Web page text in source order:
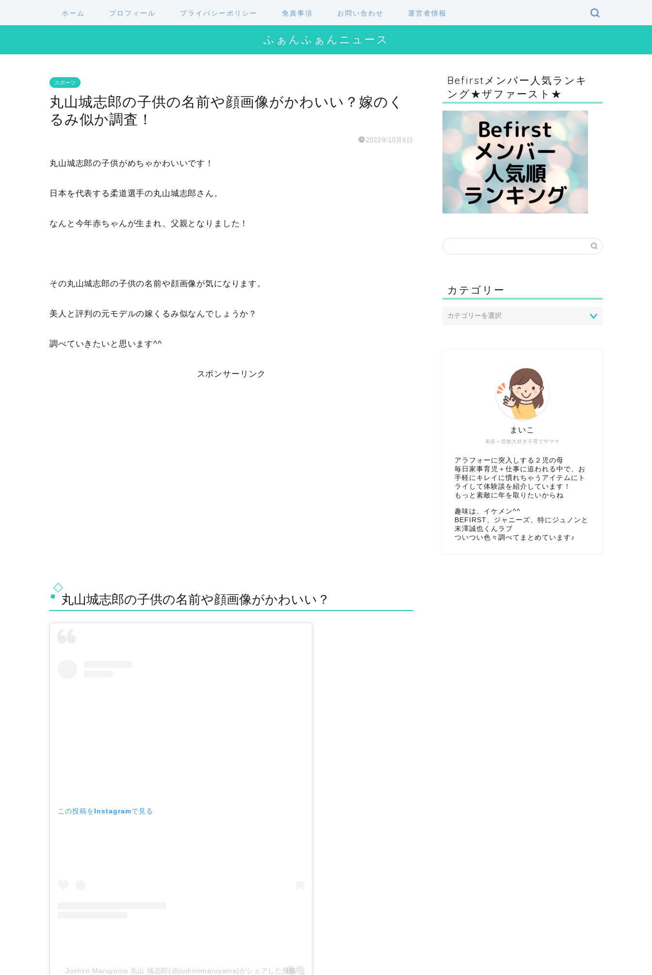
ホーム プロフィール プライバシーポリシー 免責事項 お問い合わせ 運営者情報
ふぁんふぁんニュース
スポーツ
丸山城志郎の子供の名前や顔画像がかわいい？嫁のく
るみ似か調査！
2022年10月6日
丸山城志郎の子供がめちゃかわいいです！
日本を代表する柔道選手の丸山城志郎さん。
なんと今年赤ちゃんが生まれ、父親となりました！
その丸山城志郎の子供の名前や顔画像が気になります。
美人と評判の元モデルの嫁くるみ似なんでしょうか？
調べていきたいと思います^^
スポンサーリンク
丸山城志郎の子供の名前や顔画像がかわいい？
この投稿をInstagramで見る
Joshiro Maruyama 丸山 城志郎(@joshiromaruyama)がシェアした投稿
Befirstメンバー人気ランキ
ング★ザファースト★
カテゴリー
美容＋芸能大好き子育て中ママ
まいこ
アラフォーに突入しする２児の母
毎日家事育児＋仕事に追われる中で、お
手軽にキレイに慣れちゃうアイテムにト
ライして体験談を紹介しています！
もっと素敵に年を取りたいからね
趣味は、イケメン^^
BEFIRST、ジャニーズ、特にジュノンと
末澤誠也くんラブ
ついつい色々調べてまとめています♪